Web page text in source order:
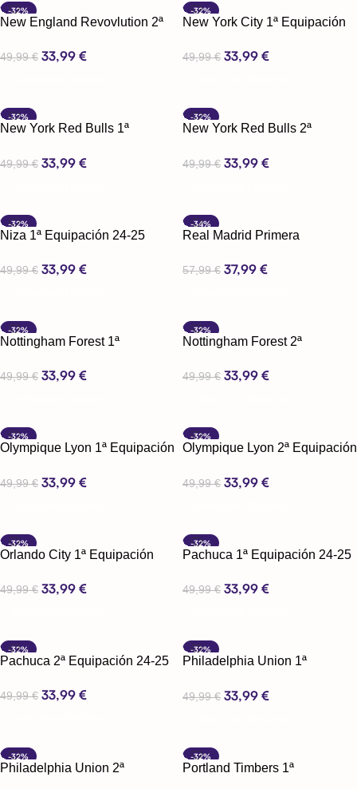
-32%
New England Revovlution 2ª
49,99€ 33,99 €
-32%
New York City 1ª Equipación
49,99€ 33,99 €
-32%
New York Red Bulls 1ª
49,99€ 33,99 €
-32%
New York Red Bulls 2ª
49,99€ 33,99 €
-32%
Niza 1ª Equipación 24-25
49,99€ 33,99 €
-34%
Real Madrid Primera
Back 99/00 Blanca
57,99€ 37,99 €
-32%
Nottingham Forest 1ª
49,99€ 33,99 €
-32%
Nottingham Forest 2ª
49,99€ 33,99 €
-32%
Olympique Lyon 1ª Equipación
49,99€ 33,99 €
-32%
Olympique Lyon 2ª Equipación
49,99€ 33,99 €
-32%
Orlando City 1ª Equipación
49,99€ 33,99 €
-32%
Pachuca 1ª Equipación 24-25
49,99€ 33,99 €
-32%
Pachuca 2ª Equipación 24-25
49,99€ 33,99 €
-32%
Philadelphia Union 1ª
49,99€ 33,99 €
-32%
Philadelphia Union 2ª
-32%
Portland Timbers 1ª